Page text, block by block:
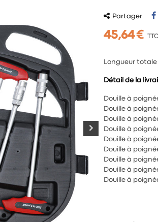
Partager
45,64 € TTC
Longueur
Détail de la
Douille à
Douille à
Douille à
Douille à
Douille à
Douille à
Douille à
Douille à
Douille à